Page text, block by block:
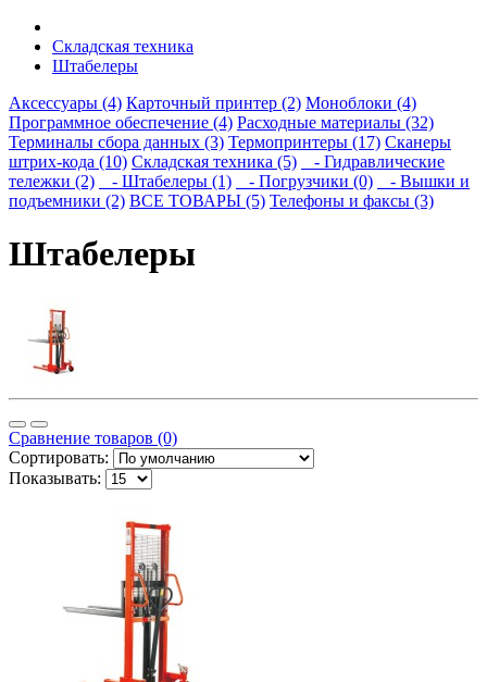
Складская техника
Штабелеры
Аксессуары (4) Карточный принтер (2) Моноблоки (4)
Программное обеспечение (4) Расходные материалы (32)
Терминалы сбора данных (3) Термопринтеры (17) Сканеры
штрих-кода (10) Складская техника (5)
- Гидравлические
тележки (2)
- Штабелеры (1) - Погрузчики (0)
- Вышки и
подъемники (2) ВСЕ ТОВАРЫ (5) Телефоны и факсы (3)
Штабелеры
Сравнение товаров (0)
Сортировать:
Показывать: